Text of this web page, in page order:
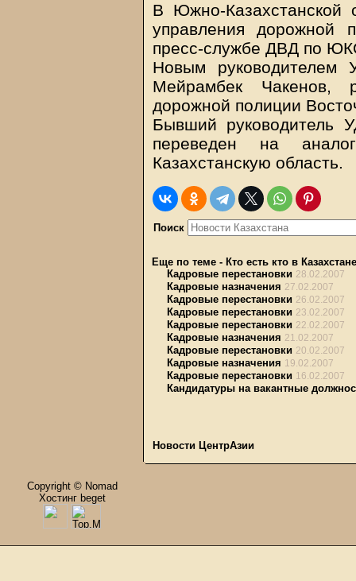
В Южно-Казахстанской
управления дорожной
пресс-службе ДВД по
Новым
Мейрамбек Чакенов,
дорожной полиции
Бывший
переведен на
Казахстанскую область.
Поиск
Еще по теме - Кто есть кто в Казахстане
Кадровые перестановки 28.02.2007
Кадровые назначения 27.02.2007
Кадровые перестановки 26.02.2007
Кадровые перестановки 23.02.2007
Кадровые перестановки 22.02.2007
Кадровые назначения 21.02.2007
Кадровые перестановки 20.02.2007
Кадровые назначения 19.02.2007
Кадровые перестановки 16.02.2007
Кандидатуры на вакантные
Новости ЦентрАзии
Copyright © Nomad
Хостинг beget